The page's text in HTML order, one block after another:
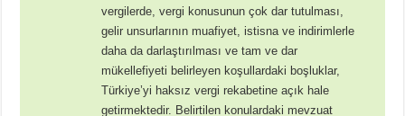
vergilerde, vergi konusunun çok dar tutulması,
gelir unsurlarının muafiyet, istisna ve indirimlerle
daha da darlaştırılması ve tam ve dar
mükellefiyeti belirleyen koşullardaki boşluklar,
Türkiye’yi haksız vergi rekabetine açık hale
getirmektedir. Belirtilen konulardaki mevzuat